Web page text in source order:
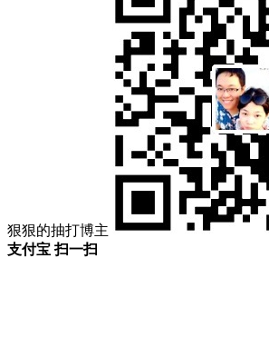
狠狠的抽打博主
支付宝 扫一扫